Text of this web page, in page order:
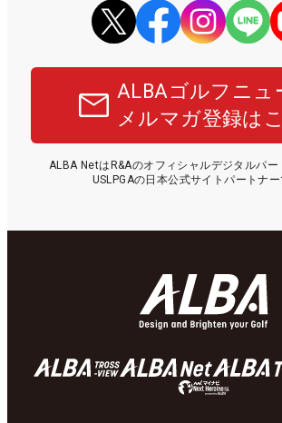
ALBAゴルフニュ
メルマガ登録は
ALBA NetはR&Aのオフィシャルデジタルパー
USLPGAの日本公式サイトパートナー